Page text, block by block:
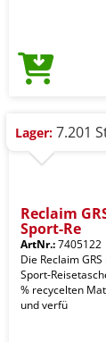
Lager: 7.201
Reclaim
Sport-Re
ArtNr.:7405122
Die Reclaim
Sport-
% recycelten
und verfü